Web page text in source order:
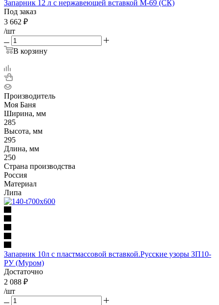
Запарник 12 л с нержавеющей вставкой М-69 (СК)
Под заказ
3 662 ₽
/шт
В корзину
Производитель
Моя Баня
Ширина, мм
285
Высота, мм
295
Длина, мм
250
Страна производства
Россия
Материал
Липа
Запарник 10л с пластмассовой вставкой.Русские узоры ЗП10-
РУ (Муром)
Достаточно
2 088 ₽
/шт